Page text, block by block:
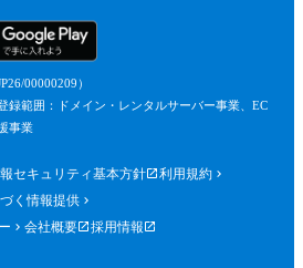
情報（法定代理人の連絡先
が確認できるものを含むが
せん。）の提出を求めるこ
とし、参加者はこれに従う
申込）
社が提供する申込専用ペー
00000209）
録範囲：ドメイン・レンタルサーバー事業、EC
事業
セキュリティ基本方針
利用規約
く情報提供
会社概要 採用情報